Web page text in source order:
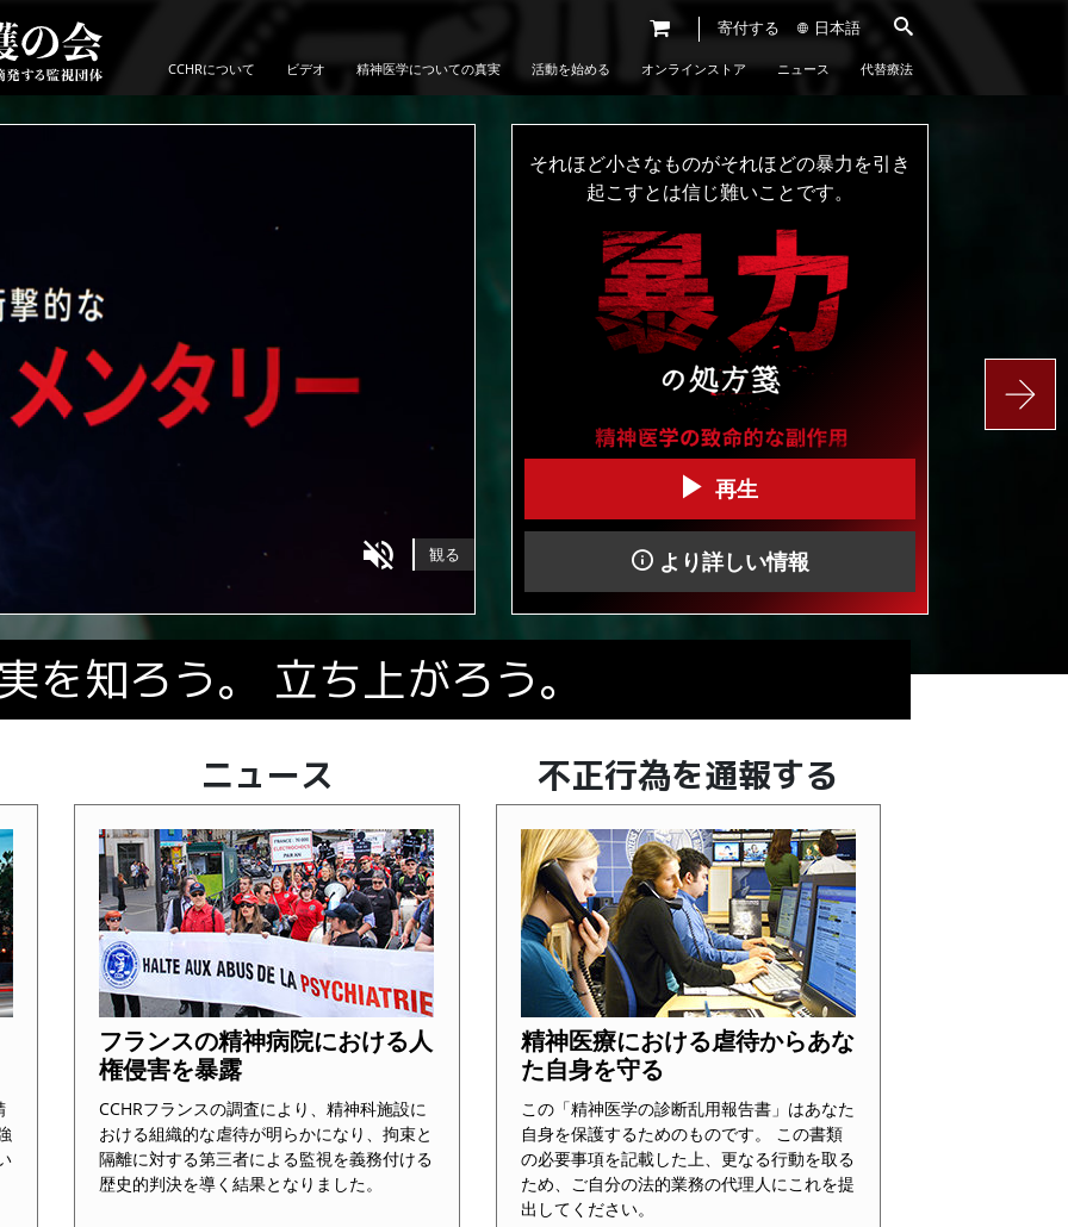
寄付する 日本語
CCHRについて ビデオ 精神医学についての真実 活動を始める オンラインストア ニュース 代替療法
観る
それほど小さなものがそれほどの暴力を引き
起こすとは信じ難いことです。
再生
より詳しい情報
Play
観る
市民の人権擁護の会からの衝撃的なドキュメ
#BanECT
再生
より詳しい情報
Play
プレビュー
かつて制作された、精神科医による虐待の最も
完全かつ破壊的なドキュメンタリー。
#IndustryOfDeath
再生
Play
プレビュー
あなたは私
たちが存続
している限
り安全で
す。
市民の人権擁護の会（CCHR）は、1969年に設
立され、メンタルヘルスの分野における人権侵
害を調査･摘発する世界規模の監視団体です。
私たちについてもっと知る
を知ろう。 立ち上がろう。
ニュース
フランスの精神病院における人
権侵害を暴露
CCHRフランスの調査により、精神科施設に
おける組織的な虐待が明らかになり、拘束と
隔離に対する第三者による監視を義務付ける
歴史的判決を導く結果となりました。
不正行為を通報する
精神医療における虐待からあな
た自身を守る
この「精神医学の診断乱用報告書」はあなた
自身を保護するためのものです。 この書類
の必要事項を記載した上、更なる行動を取る
ため、ご自分の法的業務の代理人にこれを提
出してください。